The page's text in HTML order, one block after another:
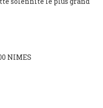
NIMES